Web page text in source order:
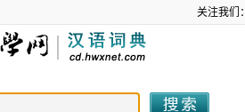
关注我们：